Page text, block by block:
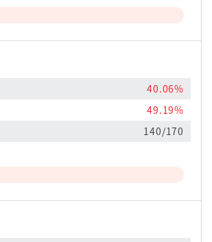
40.06%
49.19%
140/170